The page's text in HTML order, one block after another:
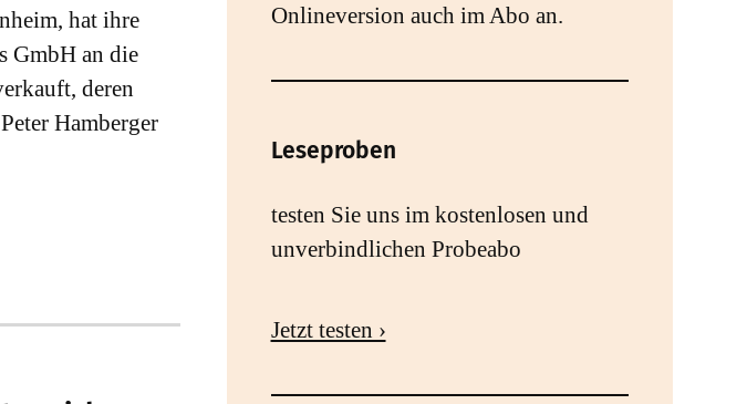
hat ihre
GmbH an die
deren
Hamberger
Onlineversion auch im Abo an.
Leseproben
testen Sie uns im kostenlosen und
unverbindlichen Probeabo
Jetzt testen ›